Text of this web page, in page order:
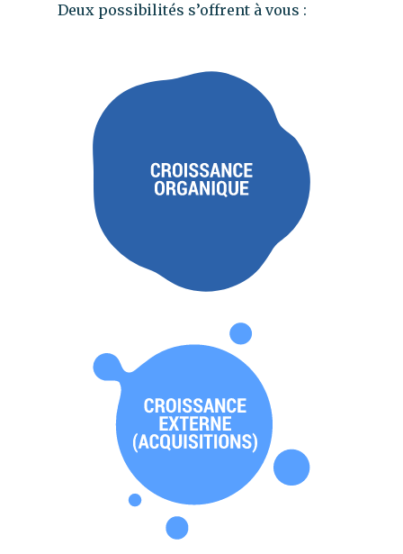
Deux possibilités s’offrent à vous :